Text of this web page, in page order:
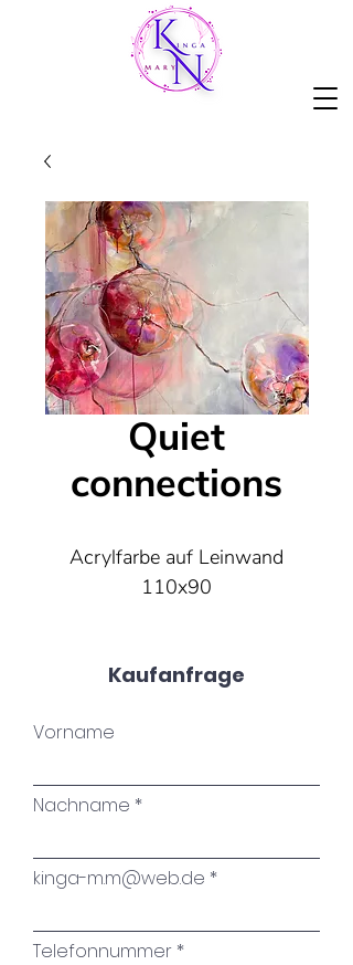
Quiet
connections
Acrylfarbe auf Leinwand
110x90
Kaufanfrage
Vorname
Nachname
kinga-m.m@web.de
Telefonnummer